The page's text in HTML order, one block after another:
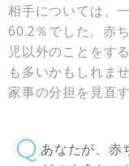
相手については、
60.2％でした。赤
児以外のことをす
も多いかもしれま
家事の分担を見直
あなたが、赤